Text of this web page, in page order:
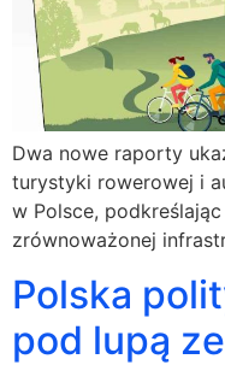
Dwa nowe raporty
turystyki rowerowej i
w Polsce,
zrównoważonej
Polska
pod lupą